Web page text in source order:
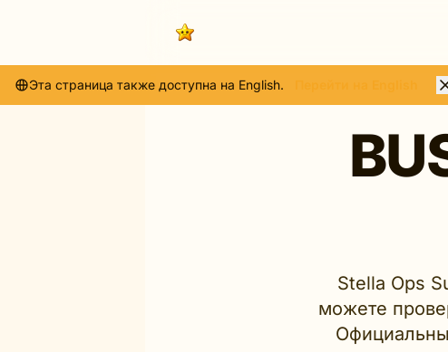
Stella Ops
можете
Эта страница также доступна на English.